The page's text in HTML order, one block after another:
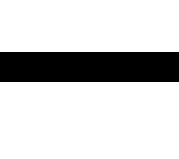
About JUNON TV お問い合わせ FAQ 利用規約